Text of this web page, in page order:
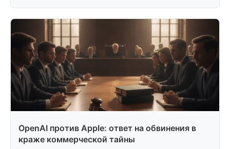
OpenAI против Apple: ответ на обвинения в
краже коммерческой тайны